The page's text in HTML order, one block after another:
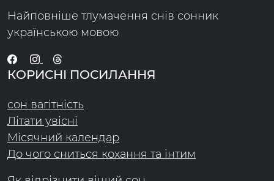
Найповніше тлумачення снів сонник
українською мовою
КОРИСНІ ПОСИЛАННЯ
сон вагітність
Літати увісні
Місячний календар
До чого сниться кохання та інтим